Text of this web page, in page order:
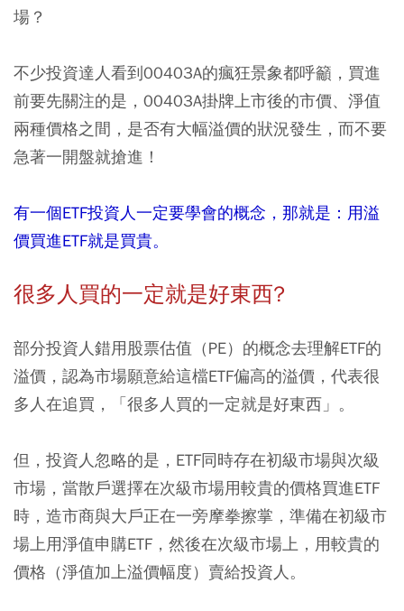
場？
不少投資達人看到00403A的瘋狂景象都呼籲，買進
前要先關注的是，00403A掛牌上市後的市價、淨值
兩種價格之間，是否有大幅溢價的狀況發生，而不要
急著一開盤就搶進！
有一個ETF投資人一定要學會的概念，那就是：用溢
價買進ETF就是買貴。
很多人買的一定就是好東西?
部分投資人錯用股票估值（PE）的概念去理解ETF的
溢價，認為市場願意給這檔ETF偏高的溢價，代表很
多人在追買，「很多人買的一定就是好東西」。
但，投資人忽略的是，ETF同時存在初級市場與次級
市場，當散戶選擇在次級市場用較貴的價格買進ETF
時，造市商與大戶正在一旁摩拳擦掌，準備在初級市
場上用淨值申購ETF，然後在次級市場上，用較貴的
價格（淨值加上溢價幅度）賣給投資人。